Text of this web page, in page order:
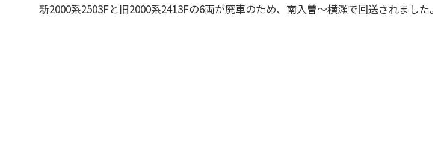
新2000系2503Fと旧2000系2413Fの6両が廃車のため、南入曽～横瀬で回送されました。